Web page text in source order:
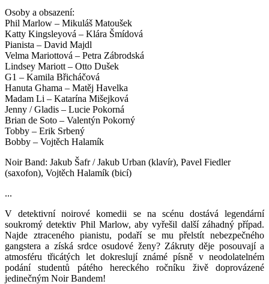
Osoby a obsazení:
Phil Marlow – Mikuláš Matoušek
Katty Kingsleyová – Klára Šmídová
Pianista – David Majdl
Velma Mariottová – Petra Zábrodská
Lindsey Mariott – Otto Dušek
G1 – Kamila Břicháčová
Hanuta Ghama – Matěj Havelka
Madam Li – Katarína Mišejková
Jenny / Gladis – Lucie Pokorná
Brian de Soto – Valentýn Pokorný
Tobby – Erik Srbený
Bobby – Vojtěch Halamík
Noir Band: Jakub Šafr / Jakub Urban (klavír), Pavel Fiedler
(saxofon), Vojtěch Halamík (bicí)
...
V detektivní noirové komedii se na scénu dostává legendární
soukromý detektiv Phil Marlow, aby vyřešil další záhadný případ.
Najde ztraceného pianistu, podaří se mu přelstít nebezpečného
gangstera a získá srdce osudové ženy? Zákruty děje posouvají a
atmosféru třicátých let dokreslují známé písně v neodolatelném
podání studentů pátého hereckého ročníku živě doprovázené
jedinečným Noir Bandem!